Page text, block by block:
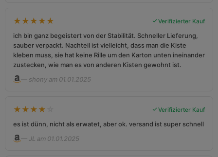
★ ★ ★ ★ ★ Verifizierter Kauf
ich bin ganz begeistert von der Stabilität. Schneller Lieferung,
sauber verpackt. Nachteil ist vielleicht, dass man die Kiste
kleben muss, sie hat keine Rille um den Karton unten ineinander
zustecken, wie man es von anderen Kisten gewohnt ist.
— shony am 01.01.2025
★ ★ ★ ★ Verifizierter Kauf
es ist dünn, nicht als erwatet, aber ok. versand ist super schnell
— JL am 01.01.2025